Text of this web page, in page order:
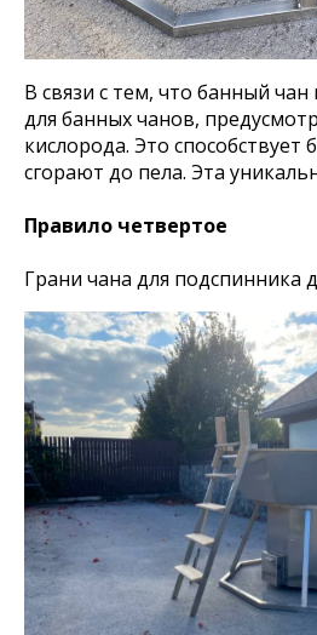
В связи с тем, что банный
для банных чанов,
кислорода. Это
сгорают до пела. Эта
Правило четвертое
Грани чана для подспинника